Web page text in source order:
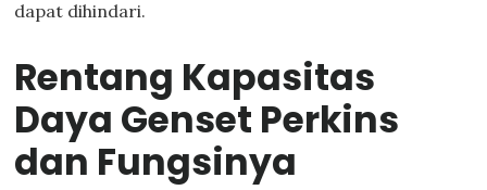
dapat dihindari.
Rentang Kapasitas
Daya Genset Perkins
dan Fungsinya